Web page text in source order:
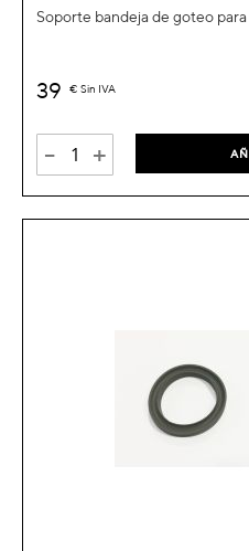
Soporte bandeja de goteo
39 € Sin IVA
- +